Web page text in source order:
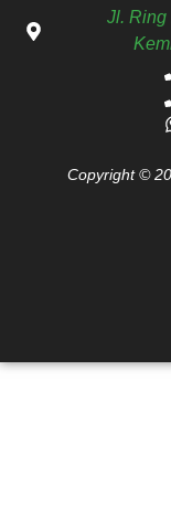
Jl. Ring
Copyright ©